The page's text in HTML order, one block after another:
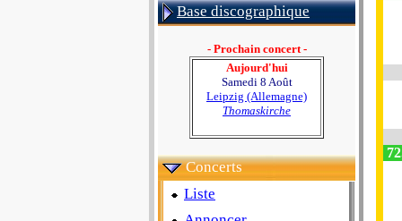
Base discographique
- Prochain concert -
Aujourd'hui
Samedi 8 Août
Leipzig (Allemagne)
Thomaskirche
Concerts
Liste